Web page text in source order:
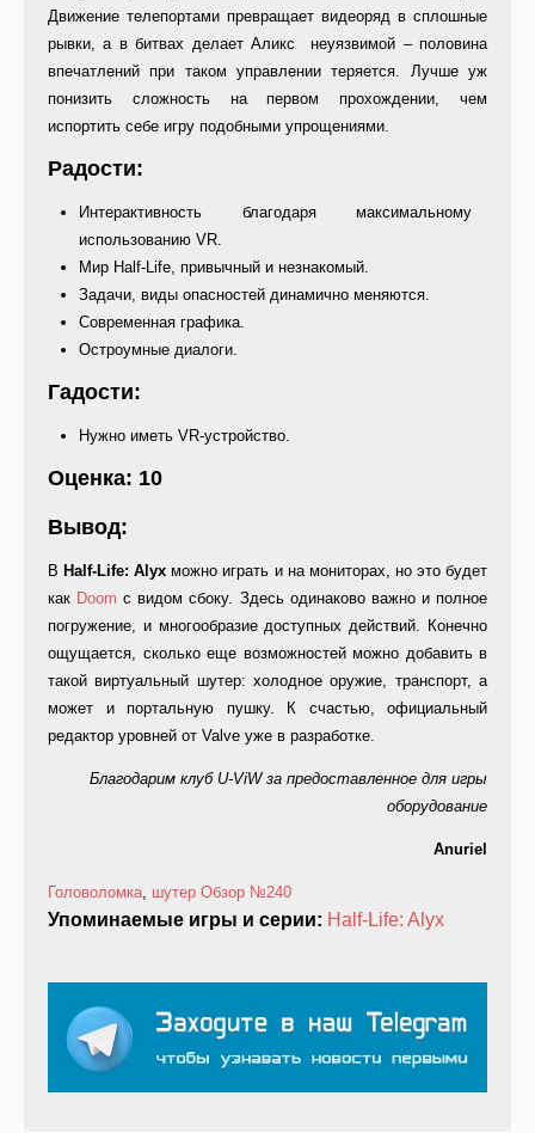
Движение телепортами превращает видеоряд в сплошные
рывки, а в битвах делает Аликс неуязвимой – половина
впечатлений при таком управлении теряется. Лучше уж
понизить сложность на первом прохождении, чем
испортить себе игру подобными упрощениями.
Радости:
Интерактивность благодаря максимальному
использованию VR.
Мир Half-Life, привычный и незнакомый.
Задачи, виды опасностей динамично меняются.
Современная графика.
Остроумные диалоги.
Гадости:
Нужно иметь VR-устройство.
Оценка: 10
Вывод:
В Half-Life: Alyx можно играть и на мониторах, но это будет
как Doom с видом сбоку. Здесь одинаково важно и полное
погружение, и многообразие доступных действий. Конечно
ощущается, сколько еще возможностей можно добавить в
такой виртуальный шутер: холодное оружие, транспорт, а
может и портальную пушку. К счастью, официальный
редактор уровней от Valve уже в разработке.
Благодарим клуб U-ViW за предоставленное для игры
оборудование
Anuriel
Головоломка, шутер Обзор №240
Упоминаемые игры и серии: Half-Life: Alyx